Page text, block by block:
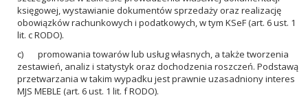
księgowej, wystawianie dokumentów sprzedaży oraz realizację
obowiązków rachunkowych i podatkowych, w tym KSeF (art. 6 ust. 1
lit. c RODO).
c) promowania towarów lub usług własnych, a także tworzenia
zestawień, analiz i statystyk oraz dochodzenia roszczeń. Podstawą
przetwarzania w takim wypadku jest prawnie uzasadniony interes
MJS MEBLE (art. 6 ust. 1 lit. f RODO).